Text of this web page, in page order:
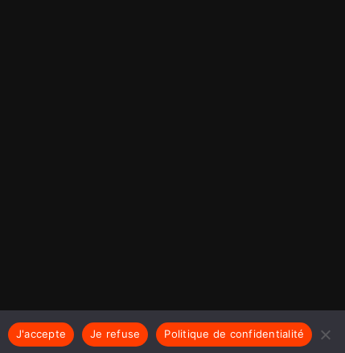
J'accepte Je refuse Politique de confidentialité